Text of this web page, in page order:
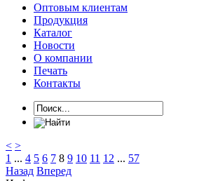
Оптовым клиентам
Продукция
Каталог
Новости
О компании
Печать
Контакты
< >
1 ... 4 5 6 7 8 9 10 11 12 ... 57
Назад Вперед